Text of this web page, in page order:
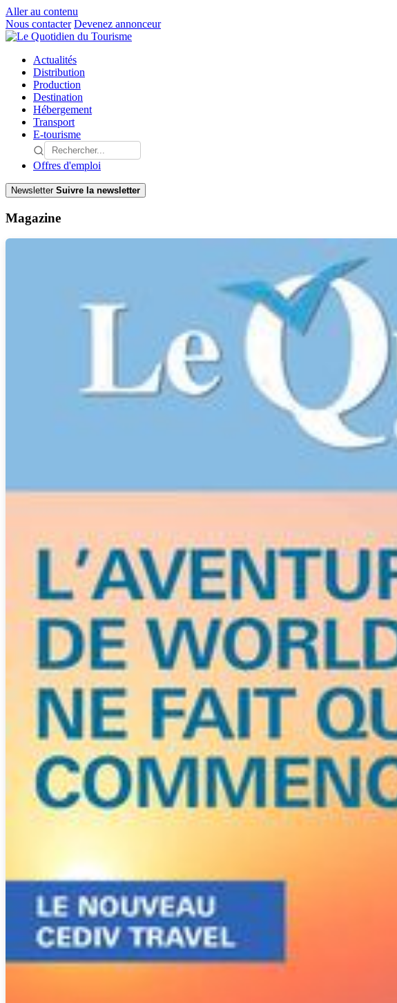
Aller au contenu
Nous contacter Devenez annonceur
Actualités
Distribution
Production
Destination
Hébergement
Transport
E-tourisme
Offres d'emploi
Newsletter Suivre la newsletter
Magazine